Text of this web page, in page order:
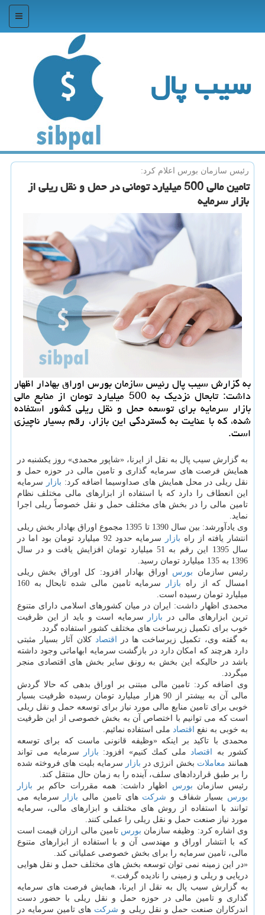
منو
سیب پال
رئیس سازمان بورس اعلام كرد:
تامین مالی 500 میلیارد تومانی در حمل و نقل ریلی از
بازار سرمایه
به گزارش سیب پال رئیس سازمان بورس اوراق بهادار اظهار
داشت: تابحال نزدیك به 500 میلیارد تومان از منابع مالی
بازار سرمایه برای توسعه حمل و نقل ریلی كشور استفاده
شده، كه با عنایت به گستردگی این بازار، رقم بسیار ناچیزی
است.
به گزارش سیب پال به نقل از ایرنا، «شاپور محمدی» روز یكشنبه در
همایش فرصت های سرمایه گذاری و تامین مالی در حوزه حمل و
نقل ریلی در محل همایش های صداوسیما اضافه كرد: بازار
سرمایه
این انعطاف را دارد كه با استفاده از ابزارهای مالی مختلف نظام
تامین مالی را در بخش های مختلف حمل و نقل خصوصاً ریلی اجرا
نماید.
وی یادآورشد: بین سال 1390 تا 1395 مجموع اوراق بهادار بخش ریلی
انتشار یافته از راه بازار
سرمایه حدود 92 میلیارد تومان بود اما در
سال 1395 این رقم به 51 میلیارد تومان افزایش یافت و در سال
1396 به 135 میلیارد تومان رسید.
رئیس سازمان بورس اوراق بهادار افزود: كل اوراق بخش ریلی
امسال كه از راه بازار
سرمایه تامین مالی شده تابحال به 160
میلیارد تومان رسیده است.
محمدی اظهار داشت: ایران در میان كشورهای اسلامی دارای متنوع
ترین ابزارهای مالی در بازار
سرمایه است و باید از این ظرفیت
خوب برای تكمیل زیرساخت های مختلف كشور استفاده گردد.
به گفته وی، تكمیل زیرساخت ها در اقتصاد كلان آثار بسیار مثبتی
دارد هرچند كه امكان دارد در بازگشت سرمایه ابهاماتی وجود داشته
باشد در حالیكه این بخش به رونق سایر بخش های اقتصادی منجر
میگردد.
وی اضافه كرد: تامین مالی مبتنی بر اوراق بدهی كه حالا گردش
مالی آن به بیشتر از 90 هزار میلیارد تومان رسیده ظرفیت بسیار
خوبی برای تامین منابع مالی مورد نیاز برای توسعه حمل و نقل ریلی
است كه می توانیم با اختصاص آن به بخش خصوصی از این ظرفیت
به خوبی به نفع اقتصاد ملی استفاده نمائیم.
محمدی با تاكید بر اینكه «وظیفه قانونی ماست كه برای توسعه
كشور به اقتصاد ملی كمك كنیم» افزود: بازار
سرمایه می تواند
همانند معاملات بخش انرژی در بازار سرمایه بلیت های فروخته شده
را بر طبق قراردادهای سلف، آینده را به زمان حال منتقل كند.
رئیس سازمان بورس اظهار داشت: همه مقررات حاكم بر بازار
بورس بسیار شفاف و شركت های تامین مالی بازار
سرمایه می
توانند با استفاده از روش های مختلف و ابزارهای مالی، سرمایه
مورد نیاز صنعت حمل و نقل ریلی را عملی كنند.
وی اشاره كرد: وظیفه سازمان بورس تامین مالی ارزان قیمت است
كه با انتشار اوراق و مهندسی آن و با استفاده از ابزارهای متنوع
مالی، تامین سرمایه را برای بخش خصوصی عملیاتی كند.
«در این زمینه نمی توان توسعه بخش های مختلف حمل و نقل هوایی
دریایی و ریلی و زمینی را نادیده گرفت.»
به گزارش سیب پال به نقل از ایرنا، همایش فرصت های سرمایه
گذاری و تامین مالی در حوزه حمل و نقل ریلی با حضور دست
اندركاران صنعت حمل و نقل ریلی و شركت های تامین سرمایه در